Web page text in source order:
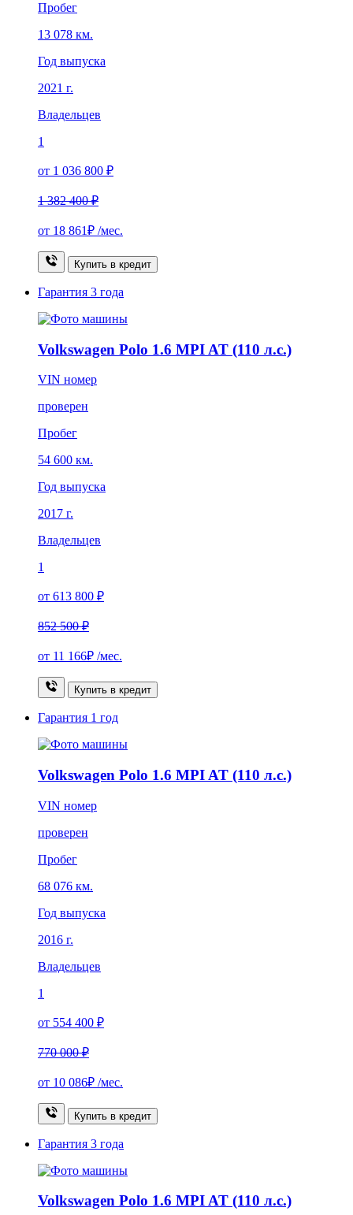
Пробег
13 078 км.
Год выпуска
2021 г.
Владельцев
1
от 1 036 800 ₽
1 382 400 ₽
от 18 861₽ /мес.
Купить в кредит
Гарантия 3 года
Volkswagen Polo 1.6 MPI AT (110 л.с.)
VIN номер
проверен
Пробег
54 600 км.
Год выпуска
2017 г.
Владельцев
1
от 613 800 ₽
852 500 ₽
от 11 166₽ /мес.
Купить в кредит
Гарантия 1 год
Volkswagen Polo 1.6 MPI AT (110 л.с.)
VIN номер
проверен
Пробег
68 076 км.
Год выпуска
2016 г.
Владельцев
1
от 554 400 ₽
770 000 ₽
от 10 086₽ /мес.
Купить в кредит
Гарантия 3 года
Volkswagen Polo 1.6 MPI AT (110 л.с.)